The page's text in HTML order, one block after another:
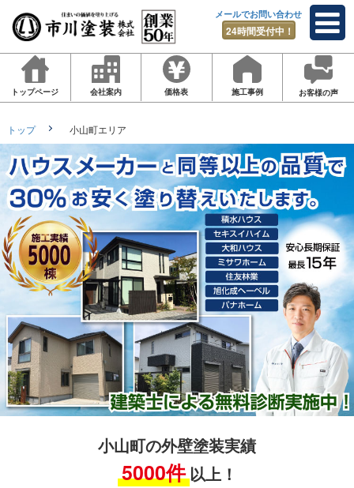
メールでお問い合わせ
24時間受付中！
トップページ 会社案内 価格表 施工事例 お客様の声
トップ 小山町エリア
小山町の外壁塗装実績
5000件以上！